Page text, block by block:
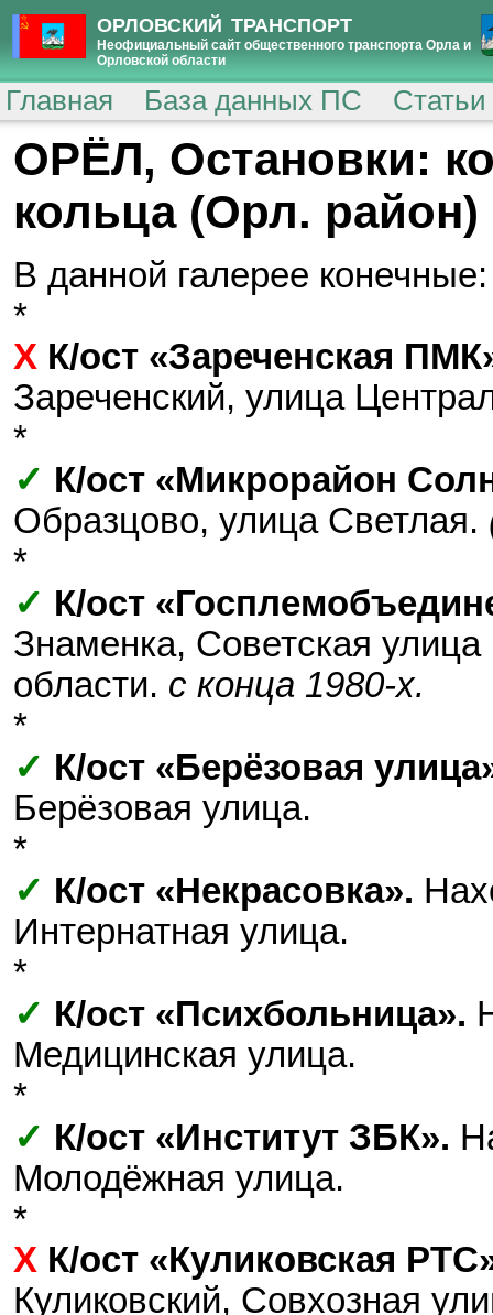
ОРЛОВСКИЙ ТРАНСПОРТ
Неофициальный сайт общественного транспорта Орла и
Орловской области
Главная База данных ПС
ОРЁЛ, Остановки:
кольца (Орл. район)
В данной галерее конечные:
*
Х К/ост «Зареченская
Зареченский, улица
*
✓ К/ост «Микрорайон
Образцово, улица Светлая.
*
✓ К/ост
Знаменка, Советская улица
области. с конца 1980-х.
*
✓ К/ост «Берёзовая
Берёзовая улица.
*
✓ К/ост «Некрасовка».
Интернатная улица.
*
✓ К/ост «Психбольница».
Медицинская улица.
*
✓ К/ост «Институт ЗБК».
Молодёжная улица.
*
Х К/ост «Куликовская
Куликовский, Совхозная